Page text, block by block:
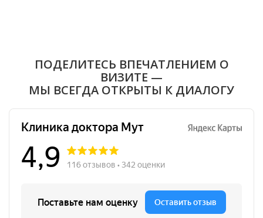
ПОДЕЛИТЕСЬ ВПЕЧАТЛЕНИЕМ О
ВИЗИТЕ —
МЫ ВСЕГДА ОТКРЫТЫ К ДИАЛОГУ